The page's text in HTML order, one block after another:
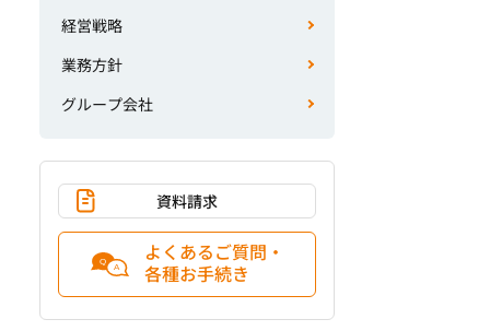
経営戦略
業務方針
グループ会社
資料請求
よくあるご質問・
各種お手続き